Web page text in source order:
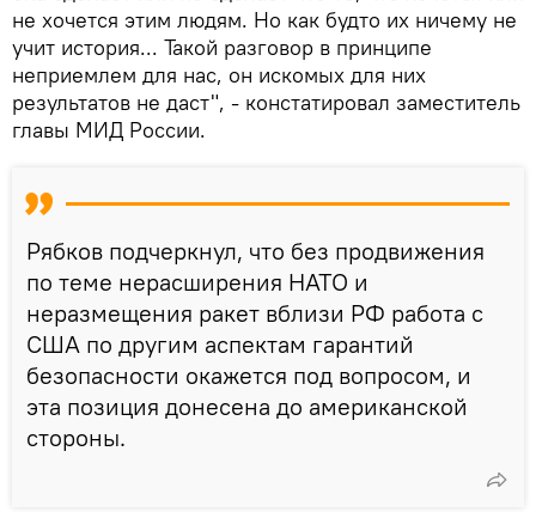
не хочется этим людям. Но как будто их ничему не
учит история... Такой разговор в принципе
неприемлем для нас, он искомых для них
результатов не даст", - констатировал заместитель
главы МИД России.
Рябков подчеркнул, что без продвижения
по теме нерасширения НАТО и
неразмещения ракет вблизи РФ работа с
США по другим аспектам гарантий
безопасности окажется под вопросом, и
эта позиция донесена до американской
стороны.